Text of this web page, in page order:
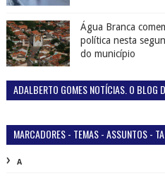
Água Branca
política nesta
do município
ADALBERTO GOMES NOTÍCIAS. O BLOG
MARCADORES - TEMAS - ASSUNTOS -
A